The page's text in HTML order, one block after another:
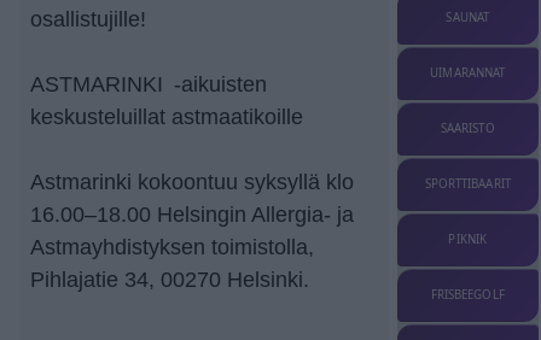
osallistujille!
ASTMARINKI -aikuisten
keskusteluillat astmaatikoille
Astmarinki kokoontuu syksyllä klo
16.00–18.00 Helsingin Allergia- ja
Astmayhdistyksen toimistolla,
Pihlajatie 34, 00270 Helsinki.
SAUNAT
UIMARANNAT
SAARISTO
SPORTTIBAARIT
PIKNIK
FRISBEEGOLF